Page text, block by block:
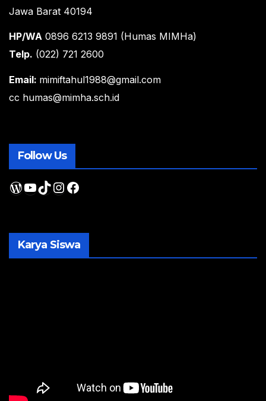
Jawa Barat 40194
HP/WA 0896 6213 9891 (Humas MIMHa)
Telp. (022) 721 2600
Email: mimiftahul1988@gmail.com
cc humas@mimha.sch.id
Follow Us
WordPress
YouTube
TikTok
Instagram
Facebook
Karya Siswa